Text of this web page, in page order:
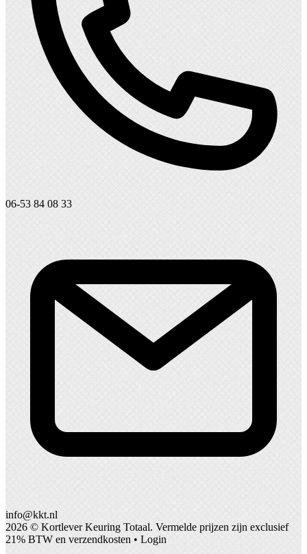
06-53 84 08 33
info@kkt.nl
2026 © Kortlever Keuring Totaal. Vermelde prijzen zijn exclusief
21% BTW en verzendkosten • Login